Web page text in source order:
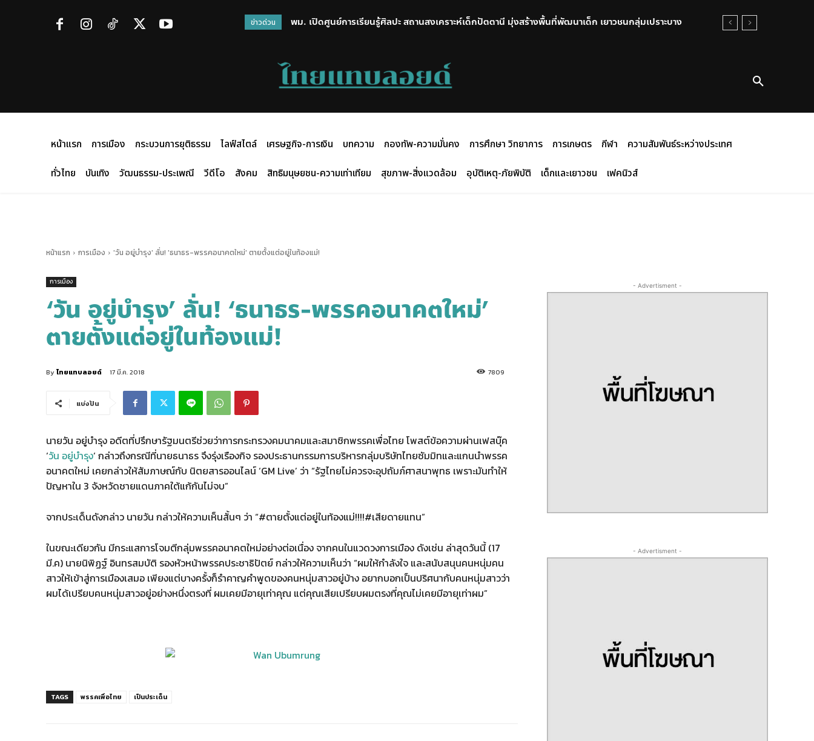
ข่าวด่วน
พม. เปิดศูนย์การเรียนรู้ศิลปะ สถานสงเคราะห์เด็กปัตตานี มุ่งสร้างพื้นที่พัฒนาเด็ก เยาวชนกลุ่มเปราะบาง
หน้าแรก การเมือง กระบวนการยุติธรรม ไลฟ์สไตล์ เศรษฐกิจ-การเงิน บทความ กองทัพ-ความมั่นคง การศึกษา วิทยาการ การเกษตร กีฬา
ความสัมพันธ์ระหว่างประเทศ
ทั่วไทย
บันเทิง วัฒนธรรม-ประเพณี วีดีโอ สังคม สิทธิมนุษยชน-ความเท่าเทียม สุขภาพ-สิ่งแวดล้อม อุบัติเหตุ-ภัยพิบัติ เด็กและเยาวชน เฟคนิวส์
หน้าแรก การเมือง 'วัน อยู่บำรุง' ลั่น! 'ธนาธร-พรรคอนาคตใหม่' ตายตั้งแต่อยู่ในท้องแม่!
การเมือง
‘วัน อยู่บำรุง’ ลั่น! ‘ธนาธร-พรรคอนาคตใหม่’
ตายตั้งแต่อยู่ในท้องแม่!
By ไทยแทบลอยด์ 17 มี.ค. 2018 7809
แบ่งปัน
นายวัน อยู่บำรุง อดีตที่ปรึกษารัฐมนตรีช่วยว่าการกระทรวงคมนาคมและสมาชิกพรรคเพื่อไทย โพสต์ข้อความผ่านเฟสบุ๊ค
‘วัน อยู่บำรุง‘ กล่าวถึงกรณีที่นายธนาธร จึงรุ่งเรืองกิจ รองประธานกรรมการบริหารกลุ่มบริษัทไทยซัมมิทและแกนนำพรรค
อนาคตใหม่ เคยกล่าวให้สัมภาษณ์กับ นิตยสารออนไลน์ ‘GM Live’ ว่า “รัฐไทยไม่ควรจะอุปถัมภ์ศาสนาพุทธ เพราะมันทำให้
ปัญหาใน 3 จังหวัดชายแดนภาคใต้แก้กันไม่จบ”
จากประเด็นดังกล่าว นายวัน กล่าวให้ความเห็นสั้นๆ ว่า “#ตายตั้งแต่อยู่ในท้องแม่!!!!#เสียดายแทน”
ในขณะเดียวกัน มีกระแสการโจมตีกลุ่มพรรคอนาคตใหม่อย่างต่อเนื่อง จากคนในแวดวงการเมือง ดังเช่น ล่าสุดวันนี้ (17
มี.ค) นายนิพิฏฐ์ อินทรสมบัติ รองหัวหน้าพรรคประชาธิปัตย์ กล่าวให้ความเห็นว่า “ผมให้กำลังใจ และสนับสนุนคนหนุ่มคน
สาวให้เข้าสู่การเมืองเสมอ เพียงแต่บางครั้งก็รำคาญคำพูดของคนหนุ่มสาวอยู่บ้าง อยากบอกเป็นปริศนากับคนหนุ่มสาวว่า
ผมได้เปรียบคนหนุ่มสาวอยู่อย่างหนึ่งตรงที่ ผมเคยมีอายุเท่าคุณ แต่คุณเสียเปรียบผมตรงที่คุณไม่เคยมีอายุเท่าผม”
TAGS พรรคเพื่อไทย เป็นประเด็น
- Advertisment -
- Advertisment -